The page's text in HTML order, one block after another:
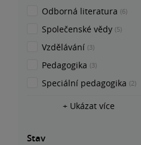
Odborná literatura (6)
Společenské vědy (5)
Vzdělávání (3)
Pedagogika (3)
Speciální pedagogika (2)
+ Ukázat více
Stav